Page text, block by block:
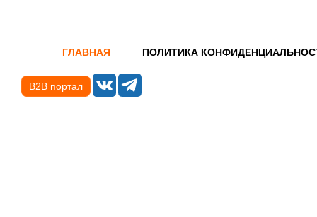
ГЛАВНАЯ ПОЛИТИКА
B2B портал